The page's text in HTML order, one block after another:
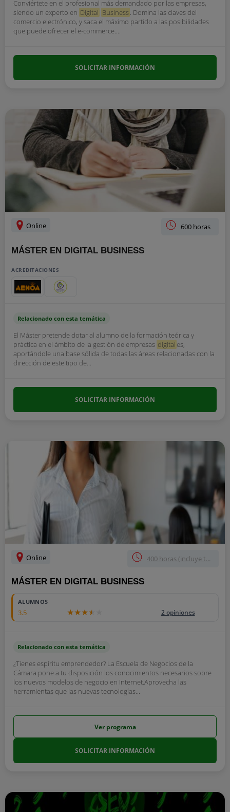
Conviértete en el profesional más demandado por las empresas,
siendo un experto en Digital Business. Domina las claves del
comercio electrónico, y saca el máximo partido a las posibilidades
que puede ofrecer el e-commerce....
SOLICITAR INFORMACIÓN
Online 600 horas
MÁSTER EN DIGITAL BUSINESS
ACREDITACIONES
Relacionado con esta temática
El Máster pretende dotar al alumno de la formación teórica y
práctica en el ámbito de la gestión de empresas digital es,
aportándole una base sólida de todas las áreas relacionadas con la
dirección de este tipo de...
SOLICITAR INFORMACIÓN
Online 400 horas (incluye t...
MÁSTER EN DIGITAL BUSINESS
ALUMNOS
3.5 2 opiniones
Relacionado con esta temática
¿Tienes espíritu emprendedor? La Escuela de Negocios de la
Cámara pone a tu disposición los conocimientos necesarios sobre
los nuevos modelos de negocio en Internet.Aprovecha las
herramientas que las nuevas tecnologías...
Ver programa
SOLICITAR INFORMACIÓN